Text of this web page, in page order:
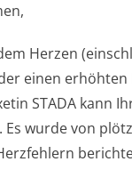
Herzen
einen erhöhten
STADA kann
Es wurde von